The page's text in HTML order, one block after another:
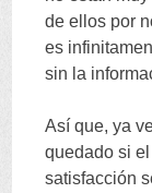
de ellos por
es
sin la
Así que,ya
quedado si
satisfacción